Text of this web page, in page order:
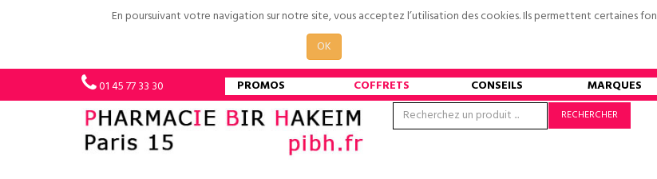
En poursuivant votre navigation sur notre site, vous acceptez l’utilisation des cookies. Ils permettent certaines
OK
01 45 77 33 30 PROMOS COFFRETS CONSEILS MARQUES
RECHERCHER